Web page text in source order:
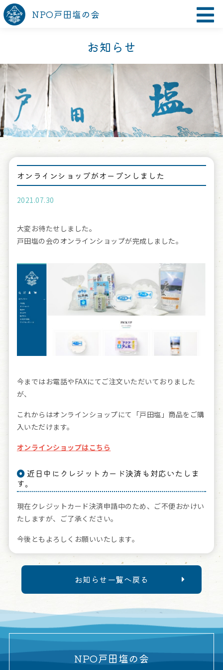
NPO戸田塩の会
お知らせ
オンラインショップがオープンしました
2021.07.30
大変お待たせしました。
戸田塩の会のオンラインショップが完成しました。
今まではお電話やFAXにてご注文いただいておりました
が、
これからはオンラインショップにて「戸田塩」商品をご購
入いただけます。
オンラインショップはこちら
近日中にクレジットカード決済も対応いたしま
す。
現在クレジットカード決済申請中のため、ご不便おかけい
たしますが、ご了承ください。
今後ともよろしくお願いいたします。
お知らせ一覧へ戻る
NPO戸田塩の会